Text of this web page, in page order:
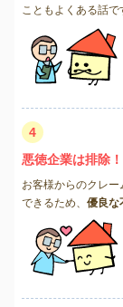
こともよくある話で
4
悪徳企業は排除！
お客様からのクレ
できるため、 優良な